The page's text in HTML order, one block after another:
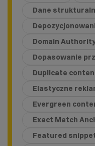
Dane
Domain
Dopasowanie
Duplicate
Elastyczne
Evergreen
Exact Match
Featured